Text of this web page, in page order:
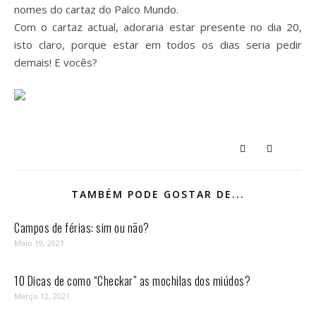
nomes do cartaz do Palco Mundo.
Com o cartaz actual, adoraria estar presente no dia 20,
isto claro, porque estar em todos os dias seria pedir
demais! E vocês?
TAMBÉM PODE GOSTAR DE...
Campos de férias: sim ou não?
Maio 19, 2021
10 Dicas de como “Checkar” as mochilas dos miúdos?
Março 12, 2021